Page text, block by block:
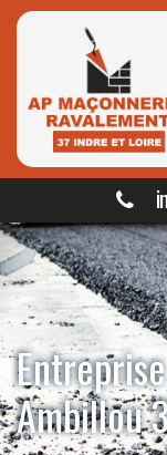
Ambillou